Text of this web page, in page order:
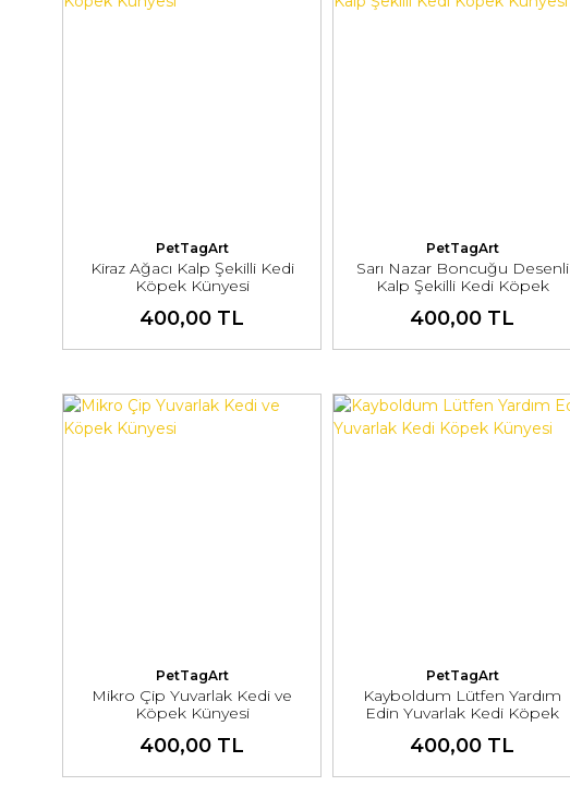
PetTagArt
Kiraz Ağacı Kalp Şekilli Kedi
Köpek Künyesi
400,00 TL
PetTagArt
Sarı Nazar Boncuğu Desenli
Kalp Şekilli Kedi Köpek
400,00 TL
PetTagArt
Mikro Çip Yuvarlak Kedi ve
Köpek Künyesi
400,00 TL
PetTagArt
Kayboldum Lütfen Yardım
Edin Yuvarlak Kedi Köpek
400,00 TL